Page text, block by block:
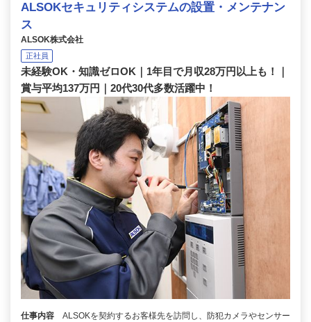
ALSOKセキュリティシステムの設置・メンテナン
ス
ALSOK株式会社
正社員
未経験OK・知識ゼロOK｜1年目で月収28万円以上も！｜
賞与平均137万円｜20代30代多数活躍中！
仕事内容
ALSOKを契約するお客様先を訪問し、防犯カメラやセンサー